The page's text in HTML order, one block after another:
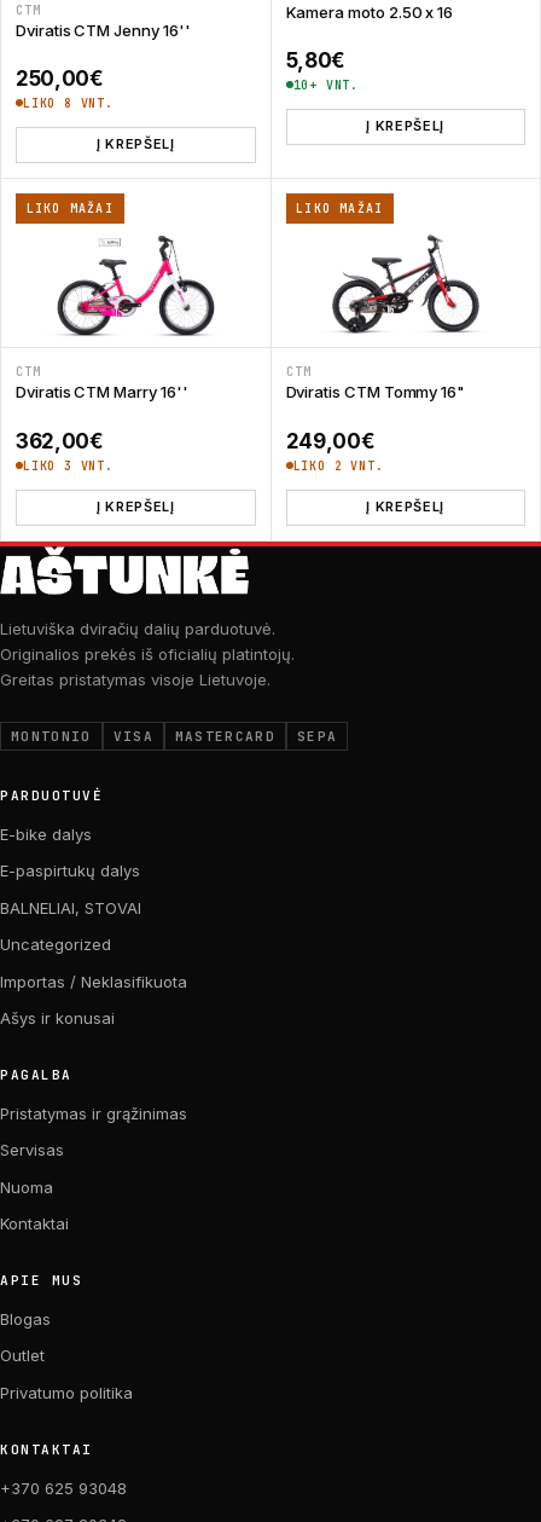
CTM
Dviratis CTM Jenny 16''
250,00€
LIKO 8 VNT.
Į KREPŠELĮ
Kamera moto 2.50 x 16
5,80€
10+ VNT.
Į KREPŠELĮ
LIKO MAŽAI
CTM
Dviratis CTM Marry 16''
362,00€
LIKO 3 VNT.
Į KREPŠELĮ
LIKO MAŽAI
CTM
Dviratis CTM Tommy 16"
249,00€
LIKO 2 VNT.
Į KREPŠELĮ
Lietuviška dviračių dalių parduotuvė.
Originalios prekės iš oficialių platintojų.
Greitas pristatymas visoje Lietuvoje.
MONTONIO VISA MASTERCARD SEPA
PARDUOTUVĖ
E-bike dalys
E-paspirtukų dalys
BALNELIAI, STOVAI
Uncategorized
Importas / Neklasifikuota
Ašys ir konusai
PAGALBA
Pristatymas ir grąžinimas
Servisas
Nuoma
Kontaktai
APIE MUS
Blogas
Outlet
Privatumo politika
KONTAKTAI
+370 625 93048